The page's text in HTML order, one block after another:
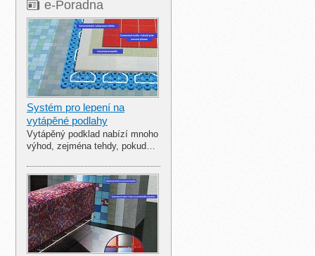
e-Poradna
Systém pro lepení na
vytápěné podlahy
Vytápěný podklad nabízí mnoho
výhod, zejména tehdy, pokud…